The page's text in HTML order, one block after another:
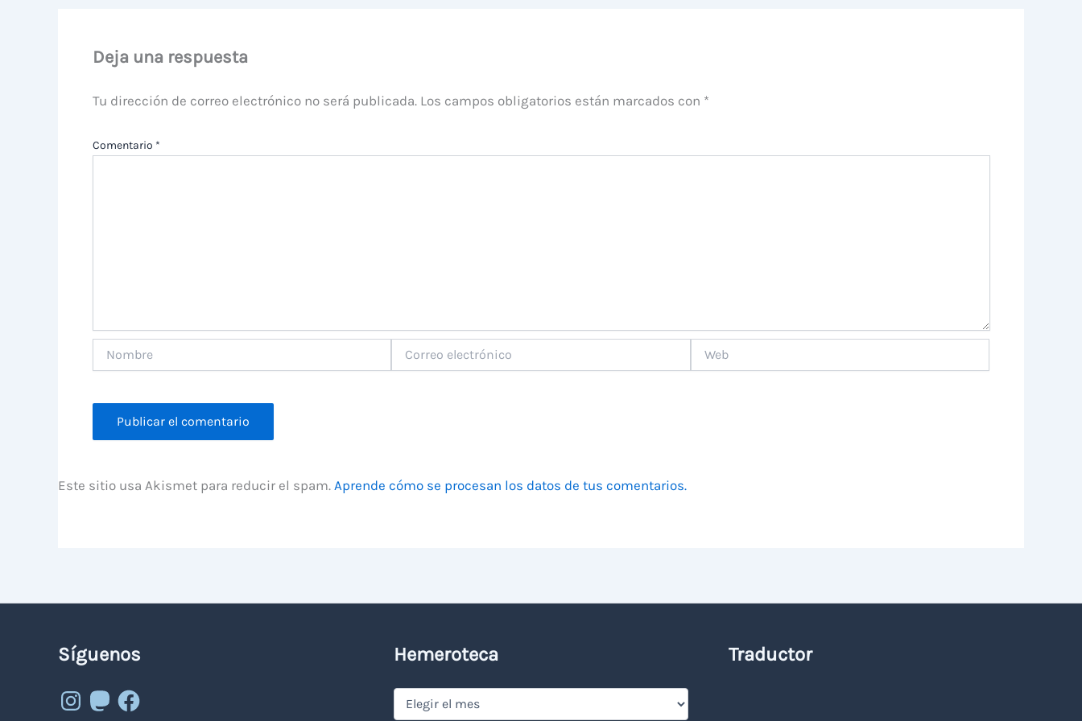
Deja una respuesta
Tu dirección de correo electrónico no será publicada. Los campos obligatorios están marcados con *
Comentario *
electrónico
Este sitio usa Akismet para reducir el spam. Aprende cómo se procesan los datos de tus comentarios.
Síguenos
Instagram
MastodonFacebook
Hemeroteca
Hemeroteca
Traductor